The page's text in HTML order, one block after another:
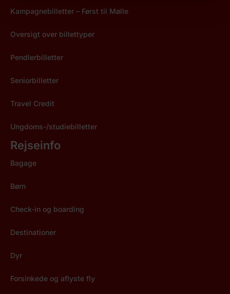
Kampagnebilletter – Først til Mølle
Oversigt over billettyper
Pendlerbilletter
Seniorbilletter
Travel Credit
Ungdoms-/studiebilletter
Rejseinfo
Bagage
Børn
Check-in og boarding
Destinationer
Dyr
Forsinkede og aflyste fly